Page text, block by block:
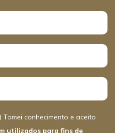
Tomei conhecimento e aceito
utilizados para fins de